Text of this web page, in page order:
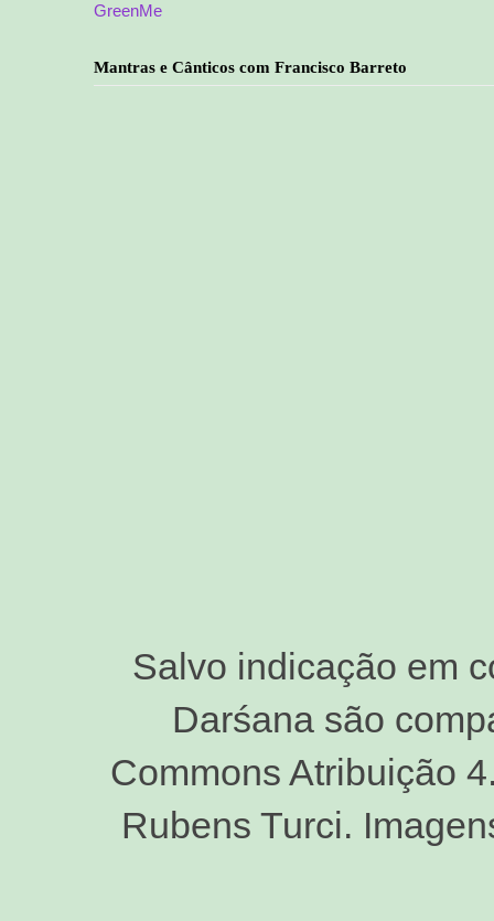
GreenMe
Mantras e Cânticos com Francisco Barreto
Salvo indicação em
Darśana são
Commons Atribuição
Rubens Turci.